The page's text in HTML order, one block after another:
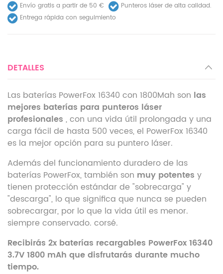
Envío gratis a partir de 50 €
Punteros láser de alta calidad.
Entrega rápida con seguimiento
DETALLES
Las baterías PowerFox 16340 con 1800Mah son las
mejores baterías para punteros láser
profesionales , con una vida útil prolongada y una
carga fácil de hasta 500 veces, el PowerFox 16340
es la mejor opción para su puntero láser.
Además del funcionamiento duradero de las
baterías PowerFox, también son muy potentes y
tienen protección estándar de "sobrecarga" y
"descarga", lo que significa que nunca se pueden
sobrecargar, por lo que la vida útil es menor.
siempre conservado. corsé.
Recibirás 2x baterías recargables PowerFox 16340
3.7V 1800 mAh que disfrutarás durante mucho
tiempo.